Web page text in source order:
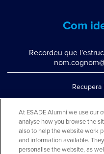
Com
Recordeu que
Recupera
At ESADE Alumni we use our
analyse how you browse the
also to help the website work
and information available.
personalise the website, as